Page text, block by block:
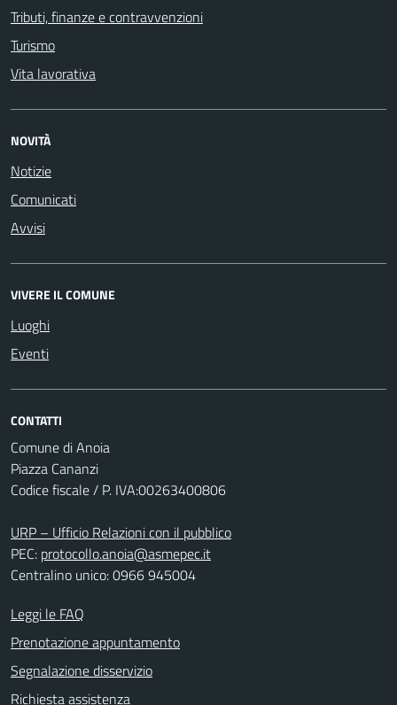
Tributi, finanze e contravvenzioni
Turismo
Vita lavorativa
NOVITÀ
Notizie
Comunicati
Avvisi
VIVERE IL COMUNE
Luoghi
Eventi
CONTATTI
Comune di Anoia
Piazza Cananzi
Codice fiscale / P. IVA:00263400806
URP – Ufficio Relazioni con il pubblico
PEC: protocollo.anoia@asmepec.it
Centralino unico: 0966 945004
Leggi le FAQ
Prenotazione appuntamento
Segnalazione disservizio
Richiesta assistenza